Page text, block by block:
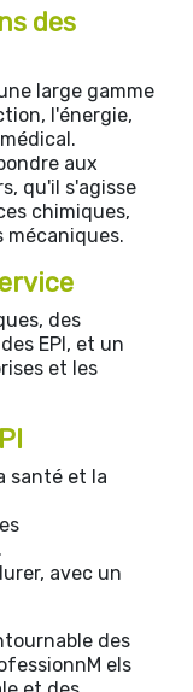
des
large gamme
l'énergie,
aux
qu'il s'agisse
chimiques,
mécaniques.
des
EPI, et un
et les
santé et la
avec un
des
els